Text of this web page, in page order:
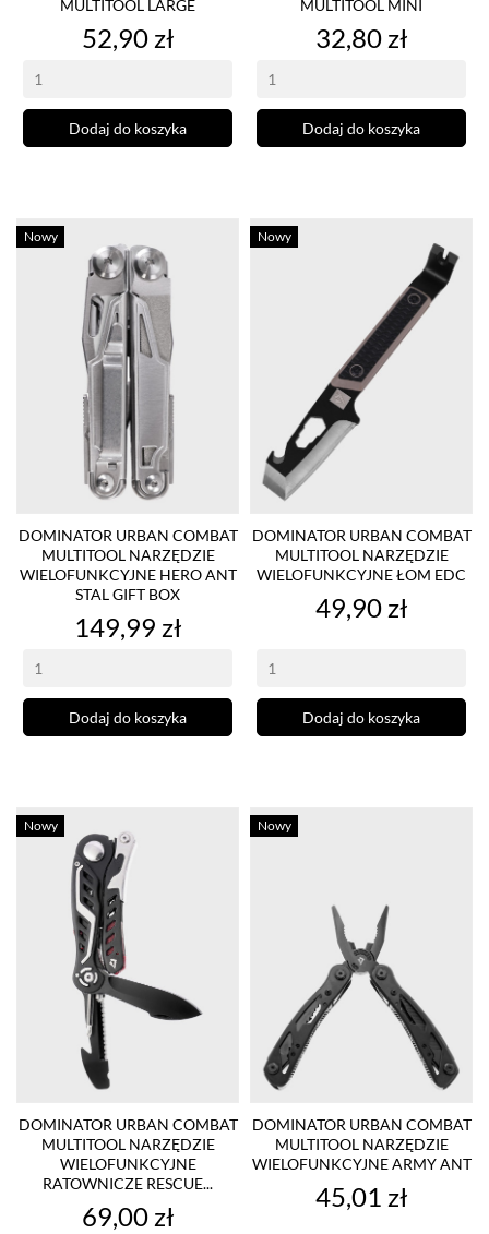
MULTITOOL LARGE
Cena
52,90 zł
Dodaj do koszyka
MULTITOOL MINI
Cena
32,80 zł
Dodaj do koszyka
DOMINATOR URBAN COMBAT
MULTITOOL NARZĘDZIE
WIELOFUNKCYJNE HERO ANT
STAL GIFT BOX
Cena
149,99 zł
Dodaj do koszyka
Nowy
DOMINATOR URBAN COMBAT
MULTITOOL NARZĘDZIE
WIELOFUNKCYJNE ŁOM EDC
Cena
49,90 zł
Dodaj do koszyka
Nowy
DOMINATOR URBAN COMBAT
MULTITOOL NARZĘDZIE
WIELOFUNKCYJNE
RATOWNICZE RESCUE...
Cena
69,00 zł
Nowy
DOMINATOR URBAN COMBAT
MULTITOOL NARZĘDZIE
WIELOFUNKCYJNE ARMY ANT
Cena
45,01 zł
Nowy